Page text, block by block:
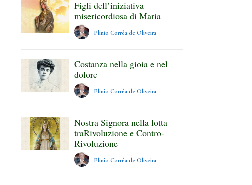
Figli dell’iniziativa
misericordiosa di Maria
Plinio Corrêa de Oliveira
Costanza nella gioia e nel
dolore
Plinio Corrêa de Oliveira
Nostra Signora nella lotta
traRivoluzione e Contro-
Rivoluzione
Plinio Corrêa de Oliveira